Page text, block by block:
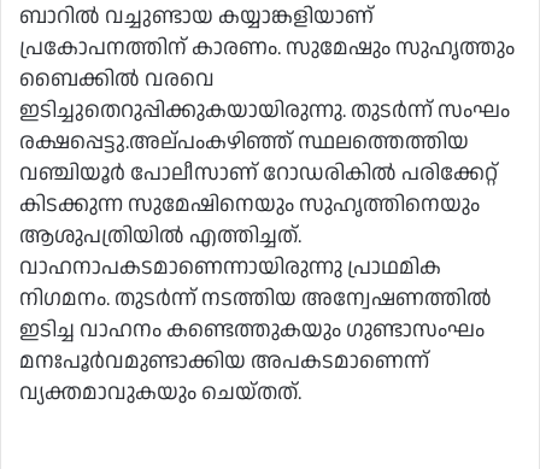
ബാറില്‍ വച്ചുണ്ടായ കയ്യാങ്കളിയാണ്
പ്രകോപനത്തിന് കാരണം. സുമേഷും സുഹൃത്തും
ബൈക്കില്‍ വരവെ
ഇടിച്ചുതെറുപ്പിക്കുകയായിരുന്നു. തുടര്‍ന്ന് സംഘം
രക്ഷപ്പെട്ടു.അല്പംകഴിഞ്ഞ് സ്ഥലത്തെത്തിയ
വഞ്ചിയൂര്‍ പോലീസാണ് റോഡരികില്‍ പരിക്കേറ്റ്
കിടക്കുന്ന സുമേഷിനെയും സുഹൃത്തിനെയും
ആശുപത്രിയില്‍ എത്തിച്ചത്.
വാഹനാപകടമാണെന്നായിരുന്നു പ്രാഥമിക
നിഗമനം. തുടര്‍ന്ന് നടത്തിയ അന്വേഷണത്തില്‍
ഇടിച്ച വാഹനം കണ്ടെത്തുകയും ഗുണ്ടാസംഘം
മനഃപൂര്‍വമുണ്ടാക്കിയ അപകടമാണെന്ന്
വ്യക്തമാവുകയും ചെയ്തത്.